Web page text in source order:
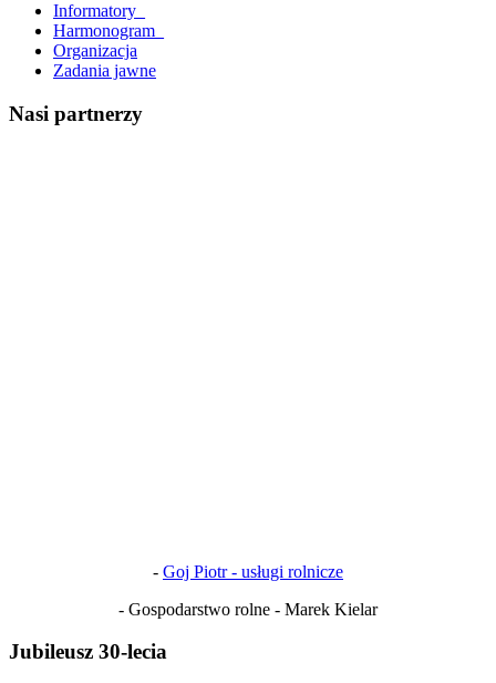
Informatory_
Harmonogram_
Organizacja
Zadania jawne
Nasi partnerzy
- Goj Piotr - usługi rolnicze
- Gospodarstwo rolne - Marek Kielar
Jubileusz 30-lecia